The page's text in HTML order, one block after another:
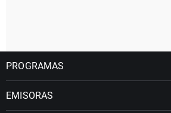
PROGRAMAS
EMISORAS